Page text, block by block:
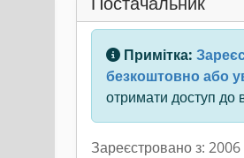
Примітка:
безкоштовно або
отримати доступ до
Зареєстровано з: 2006